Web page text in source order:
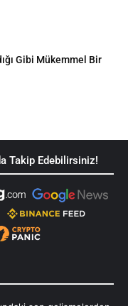
Gibi Mükemmel Bir
Takip Edebilirsiniz!